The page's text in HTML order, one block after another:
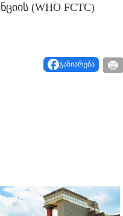
(WHO FCTC)
გაზიარება